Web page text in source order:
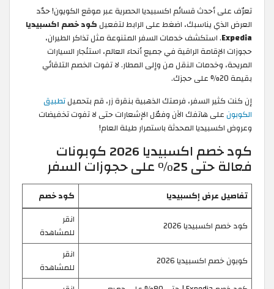
تعرّف على أحدث قسائم اكسبيديا الحصرية عبر موقع الكويون! حدّد
العرض الذي يناسبك، اضغط على الرابط لتفعيل كود خصم اكسبيديا
Expedia. استكشف خدمات السفر المتنوعة مثل تذاكر الطيران،
حجوزات الإقامة الراقية في جميع أنحاء العالم، استئجار السيارات
المريحة، وخدمات النقل من وإلى المطار. لا تفوت الخصم التلقائي
بقيمة 20% على حجزك.
إن كنت كثير السفر، فرصتك الذهبية بنقرة زر، قم بتحميلتطبيق
الكوبونعلى هاتفك الآن وفعّل الإشعارات حتى لا تفوت تخفيضات
وعروض اكسبيديا المحدثة باستمرار طيلة العام!
كود خصم اكسبيديا 2026 كوبونات
فعالة حتى 25% على حجوزات السفر
تفاصيل عرض إكسبيديا كود خصم
كود خصم اكسبيديا 2026
انقر
للمشاهدة
كوبون خصم اكسبيديا 2026
انقر
للمشاهدة